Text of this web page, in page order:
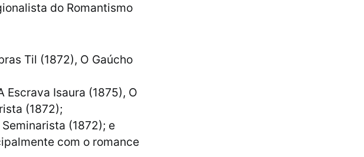
do Romantismo
Til (1872), O Gaúcho
Escrava Isaura (1875), O
(1872);
(1872); e
com o romance